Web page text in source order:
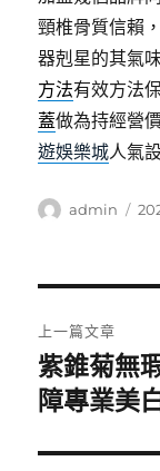
頸椎骨質信賴
器剋星的其氣
方法有效方法
蓋做為持經營
遊娛樂城人氣
作
admin
發
章
導
覽
上一篇文章
上
一
文
紫錐菊無
障專業美